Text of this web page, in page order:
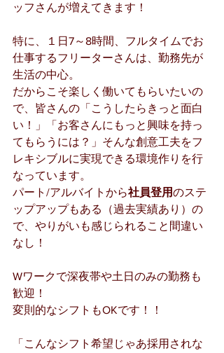
ッフさんが増えてきます！
特に、１日7～8時間、フルタイムでお
仕事するフリーターさんは、勤務先が
生活の中心。
だからこそ楽しく働いてもらいたいの
で、皆さんの「こうしたらきっと面白
い！」「お客さんにもっと興味を持っ
てもらうには？」そんな創意工夫をフ
レキシブルに実現できる環境作りを行
なっています。
パート/アルバイトから社員登用のステ
ップアップもある（過去実績あり）の
で、やりがいも感じられること間違い
なし！
Wワークで深夜帯や土日のみの勤務も
歓迎！
変則的なシフトもOKです！！
「こんなシフト希望じゃあ採用されな